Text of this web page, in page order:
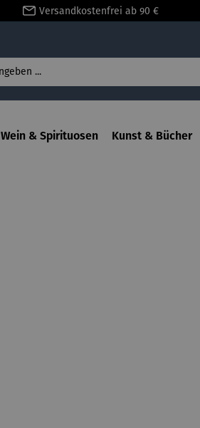
Versandkostenfrei ab 90 €
Wein & Spirituosen Kunst & Bücher